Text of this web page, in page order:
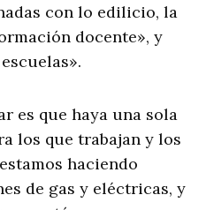
con lo edilicio, la
docente», y
es que haya una sola
los que trabajan y los
haciendo
de gas y eléctricas, y